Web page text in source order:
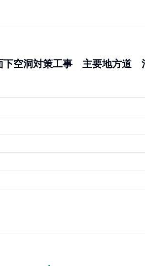
下空洞対策工事 主要地方